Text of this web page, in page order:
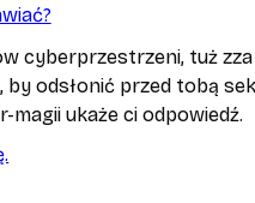
cyberprzestrzeni, tuż
odsłonić przed tobą
magii ukaże ci odpowiedź.